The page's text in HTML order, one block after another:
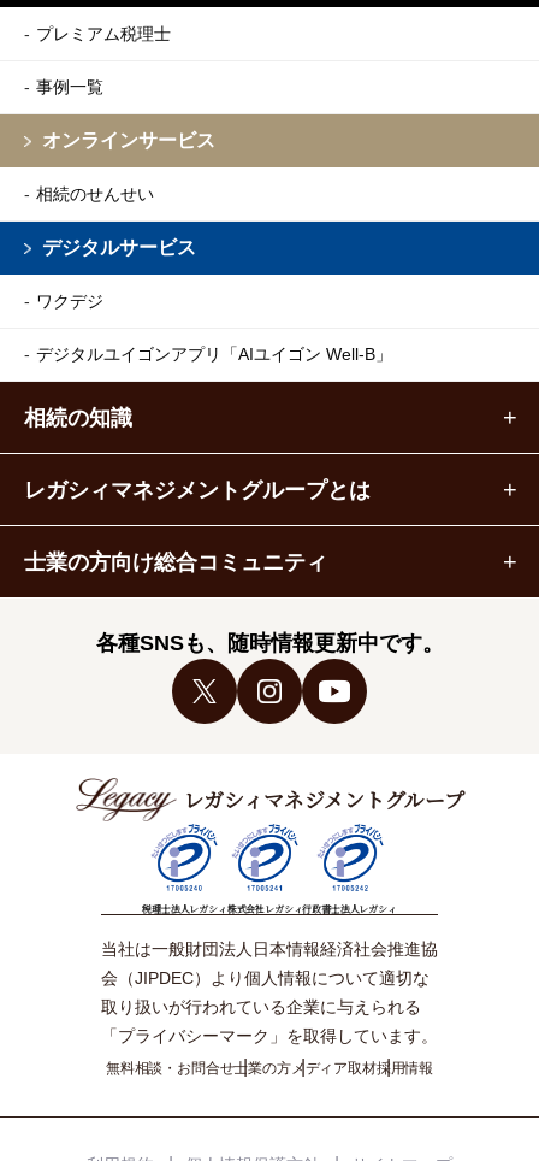
プレミアム税理士
事例一覧
オンラインサービス
相続のせんせい
デジタルサービス
ワクデジ
デジタルユイゴンアプリ 「AIユイゴン Well-B」
相続の知識
レガシィマネジメントグループとは
士業の方向け総合コミュニティ
各種SNSも、随時情報更新中です。
レガシィマネジメントグループ
税理士法人レガシィ株式会社レガシィ行政書士法人レガシィ
当社は一般財団法人日本情報経済社会推進協
会（JIPDEC）より個人情報について適切な
取り扱いが行われている企業に与えられる
「プライバシーマーク」を取得しています。
無料相談・お問合せ士業の方メディア取材採用情報